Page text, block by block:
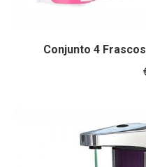
Conjunto 4